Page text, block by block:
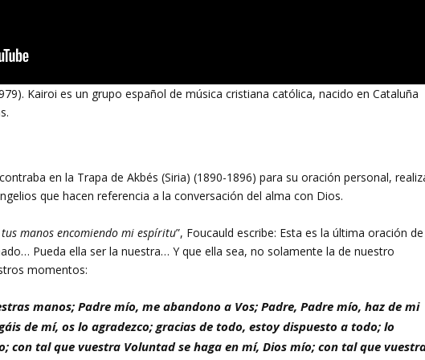
Kairoi es un grupo español de música cristiana católica, nacido en Cataluña
en la Trapa de Akbés (Siria) (1890-1896) para su oración personal,
que hacen referencia a la conversación del alma con Dios.
manos encomiendo mi espíritu”, Foucauld escribe: Esta es la última oración de
Pueda ella ser la nuestra… Y que ella sea, no solamente la de nuestro
momentos:
manos; Padre mío, me abandono a Vos; Padre, Padre mío, haz de mi
de mí, os lo agradezco; gracias de todo, estoy dispuesto a todo; lo
con tal que vuestra Voluntad se haga en mí, Dios mío; con tal que